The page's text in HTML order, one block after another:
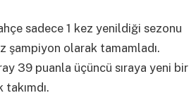
sadece 1 kez yenildiği sezonu
şampiyon olarak tamamladı.
39 puanla üçüncü sıraya yeni bir